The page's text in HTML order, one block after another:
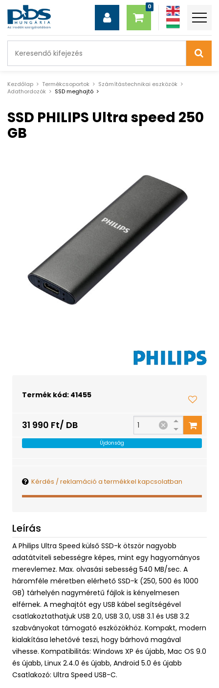
Kezdőlap Termékcsoportok
Számítástechnikai eszközök
Adathordozók
SSD meghajtó
SSD PHILIPS Ultra speed 250
GB
Termék kód: 41455
31 990 Ft/ DB
Újdonság
Kérdés / reklamáció a termékkel kapcsolatban
Leírás
A Philips Ultra Speed külső SSD-k ötször nagyobb
adatátviteli sebességre képes, mint egy hagyományos
merevlemez. Max. olvasási sebesség 540 MB/sec. A
háromféle méretben elérhető SSD-k (250, 500 és 1000
GB) tárhelyén nagyméretű fájlok is kényelmesen
elférnek. A meghajtót egy USB kábel segítségével
csatlakoztathatjuk USB 2.0, USB 3.0, USB 3.1 és USB 3.2
szabványokat támogató eszközökhöz. Kompakt, modern
kialakítása lehetővé teszi, hogy bárhová magával
vihesse. Kompatibilitás: Windows XP és újabb, Mac OS 9.0
és újabb, Linux 2.4.0 és újabb, Android 5.0 és újabb
Csatlakozó: Ultra Speed USB-C.